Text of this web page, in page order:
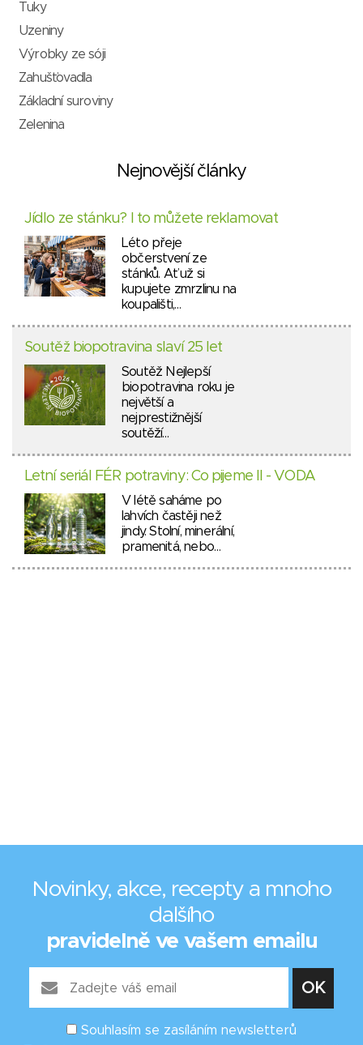
Tuky
Uzeniny
Výrobky ze sóji
Zahušťovadla
Základní suroviny
Zelenina
Nejnovější články
Jídlo ze stánku? I to můžete reklamovat
Léto přeje
občerstvení ze
stánků. Ať už si
kupujete zmrzlinu na
koupališti,…
Soutěž biopotravina slaví 25 let
Soutěž Nejlepší
biopotravina roku je
největší a
nejprestižnější
soutěží…
Letní seriál FÉR potraviny: Co pijeme II - VODA
V létě saháme po
lahvích častěji než
jindy. Stolní, minerální,
pramenitá, nebo…
Novinky, akce, recepty a mnoho
dalšího
pravidelně ve vašem emailu
Souhlasím se zasíláním newsletterů